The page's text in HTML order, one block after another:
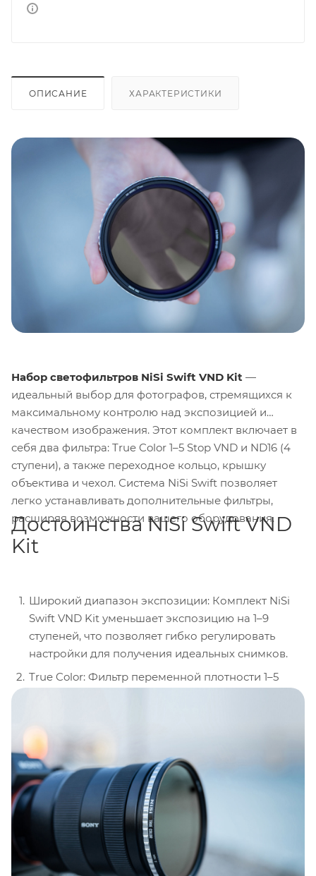
ОПИСАНИЕ ХАРАКТЕРИСТИКИ
Набор светофильтров NiSi Swift VND Kit —
идеальный выбор для фотографов, стремящихся к
максимальному контролю над экспозицией и
качеством изображения. Этот комплект включает в
себя два фильтра: True Color 1–5 Stop VND и ND16 (4
ступени), а также переходное кольцо, крышку
объектива и чехол. Система NiSi Swift позволяет
легко устанавливать дополнительные фильтры,
расширяя возможности вашего оборудования.
Достоинства NiSi Swift VND
Kit
Широкий диапазон экспозиции: Комплект NiSi
Swift VND Kit уменьшает экспозицию на 1–9
ступеней, что позволяет гибко регулировать
настройки для получения идеальных снимков.
True Color: Фильтр переменной плотности 1–5
других фильтрах.
Высокое качество материалов: Оптическое
стекло высокой четкости и нанопокрытие
гарантируют водонепроницаемость,
антибликовый эффект и долговечность.
Удобство использования: Кольцо фильтра с
жесткими упорами на каждом конце и
дополнительный поворотный рычаг делают